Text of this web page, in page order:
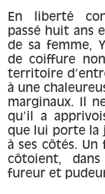
Sauvons le Cercle
À propos
Contact
En liberté
passé huit ans
de sa femme,
de coiffure
territoire
à une
marginaux. Il
qu’il a
que lui porte la
à ses côtés.
côtoient,
fureur et